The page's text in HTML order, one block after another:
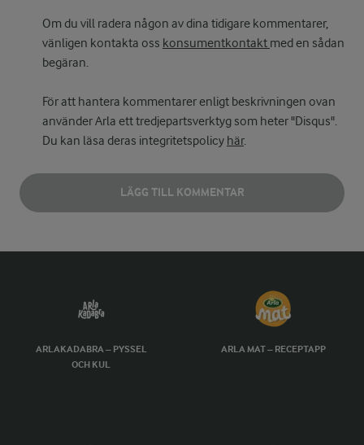
Om du vill radera någon av dina tidigare kommentarer,
vänligen kontakta oss konsumentkontakt med en sådan
begäran.
För att hantera kommentarer enligt beskrivningen ovan
använder Arla ett tredjepartsverktyg som heter "Disqus".
Du kan läsa deras integritetspolicy här.
LÄGG TILL KOMMENTAR
ARLAKADABRA – PYSSEL
OCH KUL
ARLA MAT – RECEPTAPP